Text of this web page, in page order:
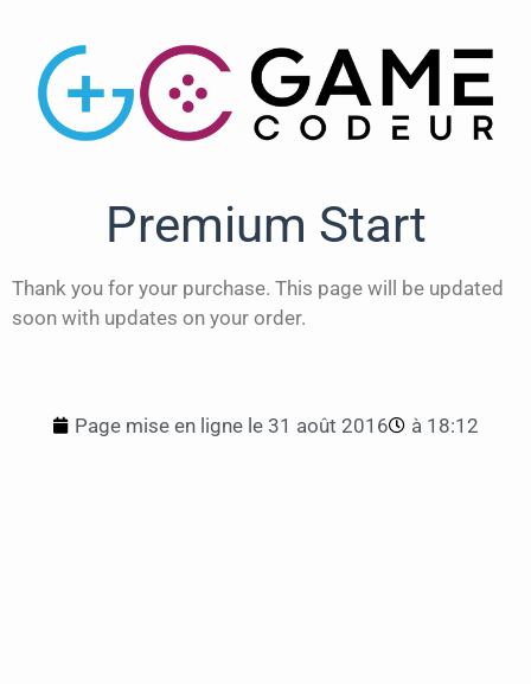
Premium Start
Thank you for your purchase. This page will be updated
soon with updates on your order.
Page mise en ligne le 31 août 2016 à 18:12